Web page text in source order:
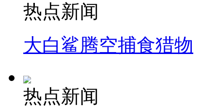
热点新闻
大白鲨腾空捕食猎物
热点新闻